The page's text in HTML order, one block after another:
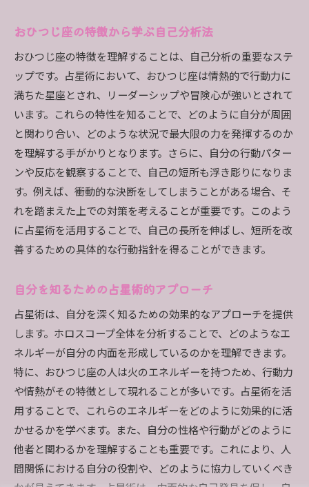
おひつじ座の特徴から学ぶ自己分析法
おひつじ座の特徴を理解することは、自己分析の重要なステ
ップです。占星術において、おひつじ座は情熱的で行動力に
満ちた星座とされ、リーダーシップや冒険心が強いとされて
います。これらの特性を知ることで、どのように自分が周囲
と関わり合い、どのような状況で最大限の力を発揮するのか
を理解する手がかりとなります。さらに、自分の行動パター
ンや反応を観察することで、自己の短所も浮き彫りになりま
す。例えば、衝動的な決断をしてしまうことがある場合、そ
れを踏まえた上での対策を考えることが重要です。このよう
に占星術を活用することで、自己の長所を伸ばし、短所を改
善するための具体的な行動指針を得ることができます。
自分を知るための占星術的アプローチ
占星術は、自分を深く知るための効果的なアプローチを提供
します。ホロスコープ全体を分析することで、どのようなエ
ネルギーが自分の内面を形成しているのかを理解できます。
特に、おひつじ座の人は火のエネルギーを持つため、行動力
や情熱がその特徴として現れることが多いです。占星術を活
用することで、これらのエネルギーをどのように効果的に活
かせるかを学べます。また、自分の性格や行動がどのように
他者と関わるかを理解することも重要です。これにより、人
間関係における自分の役割や、どのように協力していくべき